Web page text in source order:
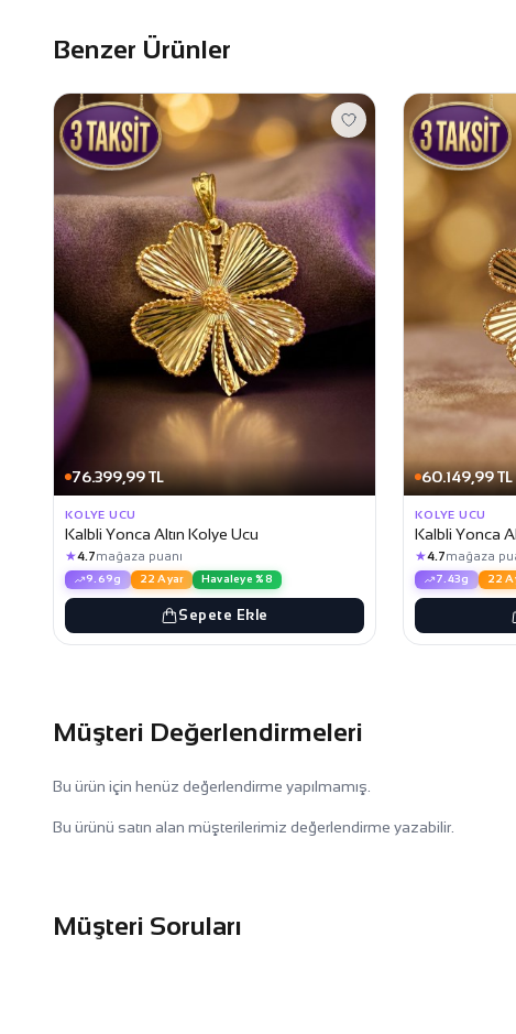
Benzer Ürünler
76.399,99 TL
KOLYE UCU
Kalbli Yonca Altın Kolye Ucu
★4.7mağaza puanı
9.69g 22 Ayar Havaleye %8
Sepete Ekle
60.149,99 TL
KOLYE UCU
Kalbli Yonca
★4.7mağaza
7.43g 22
Müşteri Değerlendirmeleri
Bu ürün için henüz değerlendirme yapılmamış.
Bu ürünü satın alan müşterilerimiz değerlendirme yazabilir.
Müşteri Soruları